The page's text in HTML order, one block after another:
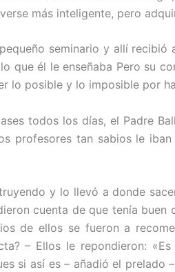
más inteligente, pero
seminario y allí
que él le enseñaba Pero su
lo posible y lo imposible por
todos los días, el Padre
profesores tan sabios le
y lo llevó a donde
cuenta de que tenía
de ellos se fueron a
– Ellos le repondieron:
si así es – añadió el